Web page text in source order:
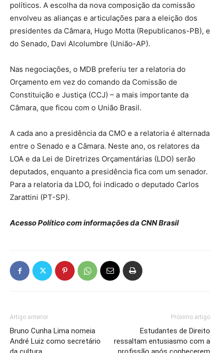
políticos. A escolha da nova composição da comissão
envolveu as alianças e articulações para a eleição dos
presidentes da Câmara, Hugo Motta (Republicanos-PB), e
do Senado, Davi Alcolumbre (União-AP).
Nas negociações, o MDB preferiu ter a relatoria do
Orçamento em vez do comando da Comissão de
Constituição e Justiça (CCJ) – a mais importante da
Câmara, que ficou com o União Brasil.
A cada ano a presidência da CMO e a relatoria é alternada
entre o Senado e a Câmara. Neste ano, os relatores da
LOA e da Lei de Diretrizes Orçamentárias (LDO) serão
deputados, enquanto a presidência fica com um senador.
Para a relatoria da LDO, foi indicado o deputado Carlos
Zarattini (PT-SP).
Acesso Político com informações da CNN Brasil
Artigo anterior
Bruno Cunha Lima nomeia
André Luiz como secretário
Próximo artigo
Estudantes de Direito
ressaltam entusiasmo com a